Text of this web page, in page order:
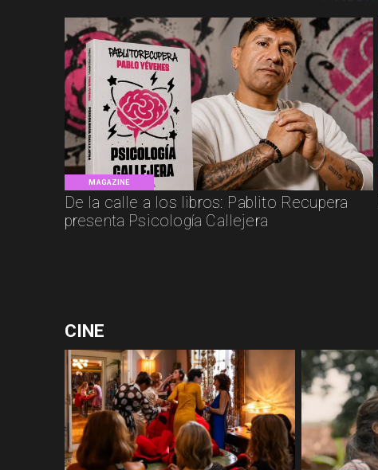
MAGAZINE
De la calle a los libros: Pablito Recupera
presenta Psicología Callejera
CINE